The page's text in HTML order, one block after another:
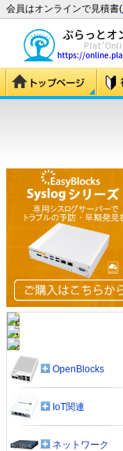
会員はオンラインで見積書(
OpenBlocks
IoT関連
ネットワーク